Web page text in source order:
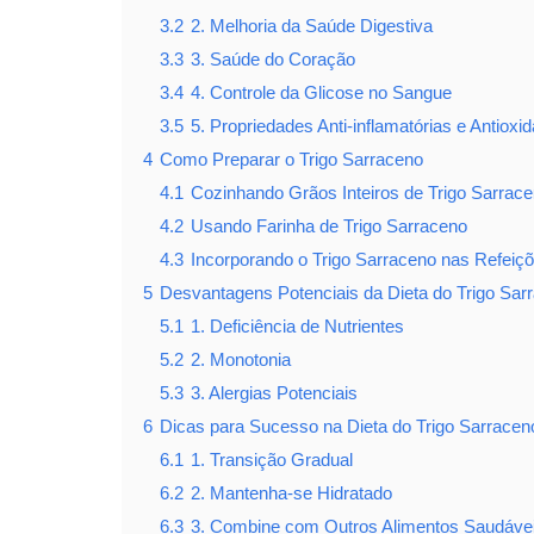
3.2 2. Melhoria da Saúde Digestiva
3.3 3. Saúde do Coração
3.4 4. Controle da Glicose no Sangue
3.5 5. Propriedades Anti-inflamatórias e
4 Como Preparar o Trigo Sarraceno
4.1 Cozinhando Grãos Inteiros de Trigo
4.2 Usando Farinha de Trigo Sarraceno
4.3 Incorporando o Trigo Sarraceno nas
5 Desvantagens Potenciais da Dieta do Trigo
5.1 1. Deficiência de Nutrientes
5.2 2. Monotonia
5.3 3. Alergias Potenciais
6 Dicas para Sucesso na Dieta do Trigo
6.1 1. Transição Gradual
6.2 2. Mantenha-se Hidratado
6.3 3. Combine com Outros Alimentos